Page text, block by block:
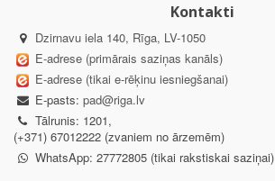
Kontakti
Dzirnavu iela 140, Rīga, LV-1050
E-adrese (primārais saziņas kanāls)
E-adrese (tikai e-rēķinu iesniegšanai)
E-pasts: pad@riga.lv
Tālrunis: 1201,
(+371) 67012222 (zvaniem no ārzemēm)
WhatsApp: 27772805 (tikai rakstiskai saziņai)